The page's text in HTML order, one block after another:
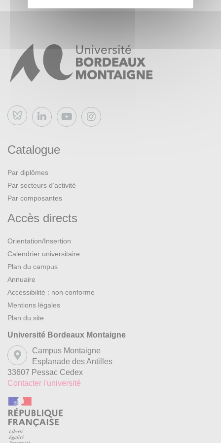
Bluesky
Catalogue
Par diplômes
Par secteurs d’activité
Par composantes
Accès directs
Orientation/Insertion
Calendrier universitaire
Plan du campus
Annuaire
Accessibilité : non conforme
Mentions légales
Plan du site
Université Bordeaux Montaigne
Campus Montaigne
Esplanade des Antilles
33607 Pessac Cedex
Contacter l'université